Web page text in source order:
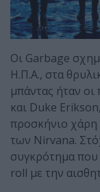
Οι Garbage
Η.Π.Α., στα
μπάντας ήταν
και Duke
προσκήνιο χάρη
των Nirvana.
συγκρότημα που
roll με την